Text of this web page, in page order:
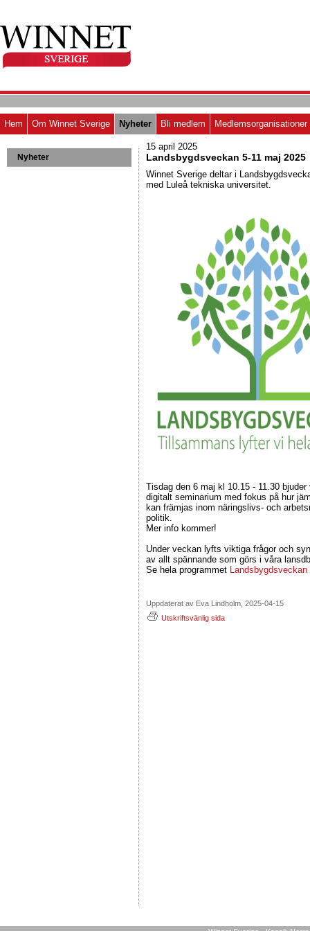
Hem Om Winnet Sverige Nyheter Bli medlem Medlemsorganisationer
Nyheter
15 april 2025
Landsbygdsveckan 5-11 maj 2025
Winnet Sverige deltar i
med Luleå tekniska universitet.
Tisdag den 6 maj kl 10.15 - 11.30
digitalt seminarium med fokus på hur
kan främjas inom näringslivs- och
politik.
Mer info kommer!
Under veckan lyfts viktiga frågor och
av allt spännande som görs i våra
Se hela programmet Landsbygdsveckan
Uppdaterat av Eva Lindholm, 2025-04-15
Utskriftsvänlig sida